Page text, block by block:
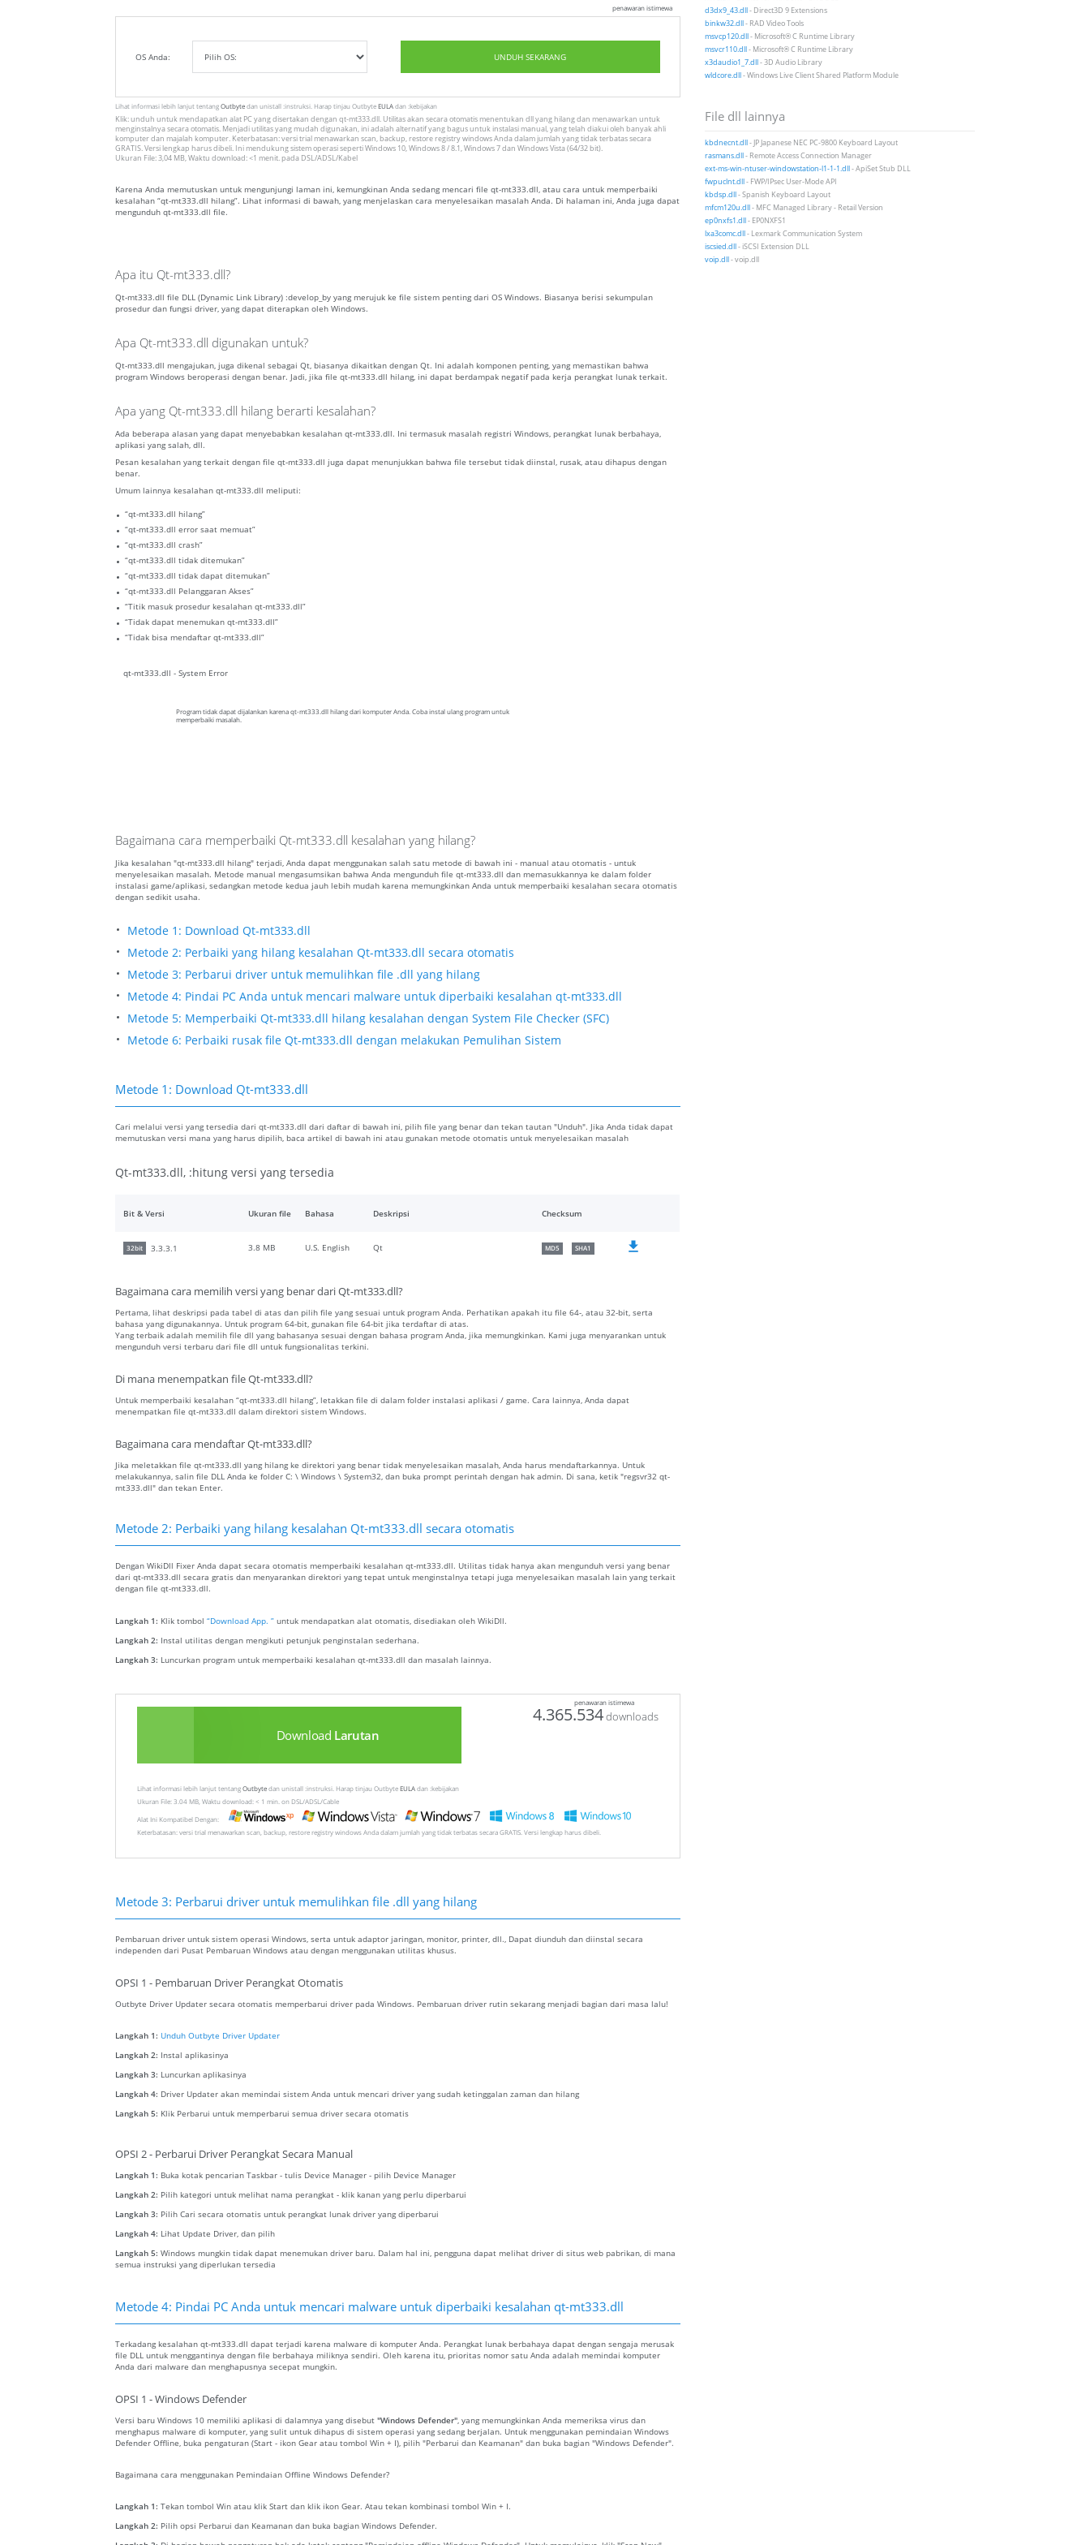
penawaran istimewa
OS Anda: UNDUH SEKARANG
Lihat informasi lebih lanjut tentangOutbytedan unistall :instruksi. Harap tinjau OutbyteEULAdan :kebijakan
Klik: unduh untuk mendapatkan alat PC yang disertakan dengan qt-mt333.dll. Utilitas akan secara otomatis menentukan dll yang hilang dan menawarkan untuk
menginstalnya secara otomatis. Menjadi utilitas yang mudah digunakan, ini adalah alternatif yang bagus untuk instalasi manual, yang telah diakui oleh banyak ahli
komputer dan majalah komputer. Keterbatasan: versi trial menawarkan scan, backup, restore registry windows Anda dalam jumlah yang tidak terbatas secara
GRATIS. Versi lengkap harus dibeli. Ini mendukung sistem operasi seperti Windows 10, Windows 8 / 8.1, Windows 7 dan Windows Vista (64/32 bit).
Ukuran File: 3,04 MB, Waktu download: <1 menit. pada DSL/ADSL/Kabel
Karena Anda memutuskan untuk mengunjungi laman ini, kemungkinan Anda sedang mencari file qt-mt333.dll, atau cara untuk memperbaiki
kesalahan “qt-mt333.dll hilang”. Lihat informasi di bawah, yang menjelaskan cara menyelesaikan masalah Anda. Di halaman ini, Anda juga dapat
mengunduh qt-mt333.dll file.
Apa itu Qt-mt333.dll?
Qt-mt333.dll file DLL (Dynamic Link Library) :develop_by yang merujuk ke file sistem penting dari OS Windows. Biasanya berisi sekumpulan
prosedur dan fungsi driver, yang dapat diterapkan oleh Windows.
Apa Qt-mt333.dll digunakan untuk?
Qt-mt333.dll mengajukan, juga dikenal sebagai Qt, biasanya dikaitkan dengan Qt. Ini adalah komponen penting, yang memastikan bahwa
program Windows beroperasi dengan benar. Jadi, jika file qt-mt333.dll hilang, ini dapat berdampak negatif pada kerja perangkat lunak terkait.
Apa yang Qt-mt333.dll hilang berarti kesalahan?
Ada beberapa alasan yang dapat menyebabkan kesalahan qt-mt333.dll. Ini termasuk masalah registri Windows, perangkat lunak berbahaya,
aplikasi yang salah, dll.
Pesan kesalahan yang terkait dengan file qt-mt333.dll juga dapat menunjukkan bahwa file tersebut tidak diinstal, rusak, atau dihapus dengan
benar.
Umum lainnya kesalahan qt-mt333.dll meliputi:
“qt-mt333.dll hilang”
“qt-mt333.dll error saat memuat”
“qt-mt333.dll crash”
“qt-mt333.dll tidak ditemukan”
“qt-mt333.dll tidak dapat ditemukan”
“qt-mt333.dll Pelanggaran Akses”
“Titik masuk prosedur kesalahan qt-mt333.dll”
“Tidak dapat menemukan qt-mt333.dll”
“Tidak bisa mendaftar qt-mt333.dll”
qt-mt333.dll - System Error
Program tidak dapat dijalankan karena qt-mt333.dll hilang dari komputer Anda. Coba instal ulang program untuk
memperbaiki masalah.
Bagaimana cara memperbaiki Qt-mt333.dll kesalahan yang hilang?
Jika kesalahan "qt-mt333.dll hilang" terjadi, Anda dapat menggunakan salah satu metode di bawah ini - manual atau otomatis - untuk
menyelesaikan masalah. Metode manual mengasumsikan bahwa Anda mengunduh file qt-mt333.dll dan memasukkannya ke dalam folder
instalasi game/aplikasi, sedangkan metode kedua jauh lebih mudah karena memungkinkan Anda untuk memperbaiki kesalahan secara otomatis
dengan sedikit usaha.
Metode 1: Download Qt-mt333.dll
Metode 2: Perbaiki yang hilang kesalahan Qt-mt333.dll secara otomatis
Metode 3: Perbarui driver untuk memulihkan file .dll yang hilang
Metode 4: Pindai PC Anda untuk mencari malware untuk diperbaiki kesalahan qt-mt333.dll
Metode 5: Memperbaiki Qt-mt333.dll hilang kesalahan dengan System File Checker (SFC)
Metode 6: Perbaiki rusak file Qt-mt333.dll dengan melakukan Pemulihan Sistem
Metode 1: Download Qt-mt333.dll
Cari melalui versi yang tersedia dari qt-mt333.dll dari daftar di bawah ini, pilih file yang benar dan tekan tautan "Unduh". Jika Anda tidak dapat
memutuskan versi mana yang harus dipilih, baca artikel di bawah ini atau gunakan metode otomatis untuk menyelesaikan masalah
Qt-mt333.dll, :hitung versi yang tersedia
Bit & Versi Ukuran file Bahasa Deskripsi Checksum
32bit 3.3.3.1 3.8 MB U.S. English Qt MD5 SHA1
Bagaimana cara memilih versi yang benar dari Qt-mt333.dll?
Pertama, lihat deskripsi pada tabel di atas dan pilih file yang sesuai untuk program Anda. Perhatikan apakah itu file 64-, atau 32-bit, serta
bahasa yang digunakannya. Untuk program 64-bit, gunakan file 64-bit jika terdaftar di atas.
Yang terbaik adalah memilih file dll yang bahasanya sesuai dengan bahasa program Anda, jika memungkinkan. Kami juga menyarankan untuk
mengunduh versi terbaru dari file dll untuk fungsionalitas terkini.
Di mana menempatkan file Qt-mt333.dll?
Untuk memperbaiki kesalahan “qt-mt333.dll hilang”, letakkan file di dalam folder instalasi aplikasi / game. Cara lainnya, Anda dapat
menempatkan file qt-mt333.dll dalam direktori sistem Windows.
Bagaimana cara mendaftar Qt-mt333.dll?
Jika meletakkan file qt-mt333.dll yang hilang ke direktori yang benar tidak menyelesaikan masalah, Anda harus mendaftarkannya. Untuk
melakukannya, salin file DLL Anda ke folder C: \ Windows \ System32, dan buka prompt perintah dengan hak admin. Di sana, ketik "regsvr32 qt-
mt333.dll" dan tekan Enter.
Metode 2: Perbaiki yang hilang kesalahan Qt-mt333.dll secara otomatis
Dengan WikiDll Fixer Anda dapat secara otomatis memperbaiki kesalahan qt-mt333.dll. Utilitas tidak hanya akan mengunduh versi yang benar
dari qt-mt333.dll secara gratis dan menyarankan direktori yang tepat untuk menginstalnya tetapi juga menyelesaikan masalah lain yang terkait
dengan file qt-mt333.dll.
Langkah 1: Klik tombol “Download App. ” untuk mendapatkan alat otomatis, disediakan oleh WikiDll.
Langkah 2: Instal utilitas dengan mengikuti petunjuk penginstalan sederhana.
Langkah 3: Luncurkan program untuk memperbaiki kesalahan qt-mt333.dll dan masalah lainnya.
penawaran istimewa
Download Larutan
4.365.534downloads
Lihat informasi lebih lanjut tentangOutbytedan unistall :instruksi. Harap tinjau OutbyteEULAdan :kebijakan
Ukuran File: 3.04 MB, Waktu download: < 1 min. on DSL/ADSL/Cable
Alat Ini Kompatibel Dengan:
Keterbatasan: versi trial menawarkan scan, backup, restore registry windows Anda dalam jumlah yang tidak terbatas secara GRATIS. Versi lengkap harus dibeli.
Metode 3: Perbarui driver untuk memulihkan file .dll yang hilang
Pembaruan driver untuk sistem operasi Windows, serta untuk adaptor jaringan, monitor, printer, dll., Dapat diunduh dan diinstal secara
independen dari Pusat Pembaruan Windows atau dengan menggunakan utilitas khusus.
OPSI 1 - Pembaruan Driver Perangkat Otomatis
Outbyte Driver Updater secara otomatis memperbarui driver pada Windows. Pembaruan driver rutin sekarang menjadi bagian dari masa lalu!
Langkah 1: Unduh Outbyte Driver Updater
Langkah 2: Instal aplikasinya
Langkah 3: Luncurkan aplikasinya
Langkah 4: Driver Updater akan memindai sistem Anda untuk mencari driver yang sudah ketinggalan zaman dan hilang
Langkah 5: Klik Perbarui untuk memperbarui semua driver secara otomatis
OPSI 2 - Perbarui Driver Perangkat Secara Manual
Langkah 1: Buka kotak pencarian Taskbar - tulis Device Manager - pilih Device Manager
Langkah 2: Pilih kategori untuk melihat nama perangkat - klik kanan yang perlu diperbarui
Langkah 3: Pilih Cari secara otomatis untuk perangkat lunak driver yang diperbarui
Langkah 4: Lihat Update Driver, dan pilih
Langkah 5: Windows mungkin tidak dapat menemukan driver baru. Dalam hal ini, pengguna dapat melihat driver di situs web pabrikan, di mana
semua instruksi yang diperlukan tersedia
Metode 4: Pindai PC Anda untuk mencari malware untuk diperbaiki kesalahan qt-mt333.dll
Terkadang kesalahan qt-mt333.dll dapat terjadi karena malware di komputer Anda. Perangkat lunak berbahaya dapat dengan sengaja merusak
file DLL untuk menggantinya dengan file berbahaya miliknya sendiri. Oleh karena itu, prioritas nomor satu Anda adalah memindai komputer
Anda dari malware dan menghapusnya secepat mungkin.
OPSI 1 - Windows Defender
Versi baru Windows 10 memiliki aplikasi di dalamnya yang disebut "Windows Defender", yang memungkinkan Anda memeriksa virus dan
menghapus malware di komputer, yang sulit untuk dihapus di sistem operasi yang sedang berjalan. Untuk menggunakan pemindaian Windows
Defender Offline, buka pengaturan (Start - ikon Gear atau tombol Win + I), pilih "Perbarui dan Keamanan" dan buka bagian "Windows Defender".
Bagaimana cara menggunakan Pemindaian Offline Windows Defender?
Langkah 1: Tekan tombol Win atau klik Start dan klik ikon Gear. Atau tekan kombinasi tombol Win + I.
Langkah 2: Pilih opsi Perbarui dan Keamanan dan buka bagian Windows Defender.
d3dx9_43.dll- Direct3D 9 Extensions
binkw32.dll- RAD Video Tools
msvcp120.dll- Microsoft® C Runtime Library
msvcr110.dll- Microsoft® C Runtime Library
x3daudio1_7.dll- 3D Audio Library
wldcore.dll- Windows Live Client Shared Platform Module
File dll lainnya
kbdnecnt.dll- JP Japanese NEC PC-9800 Keyboard Layout
rasmans.dll- Remote Access Connection Manager
ext-ms-win-ntuser-windowstation-l1-1-1.dll- ApiSet Stub DLL
fwpuclnt.dll- FWP/IPsec User-Mode API
kbdsp.dll- Spanish Keyboard Layout
mfcm120u.dll- MFC Managed Library - Retail Version
ep0nxfs1.dll- EP0NXFS1
lxa3comc.dll- Lexmark Communication System
iscsied.dll- iSCSI Extension DLL
voip.dll- voip.dll